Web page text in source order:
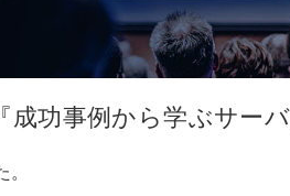
功事例から学ぶサーバ